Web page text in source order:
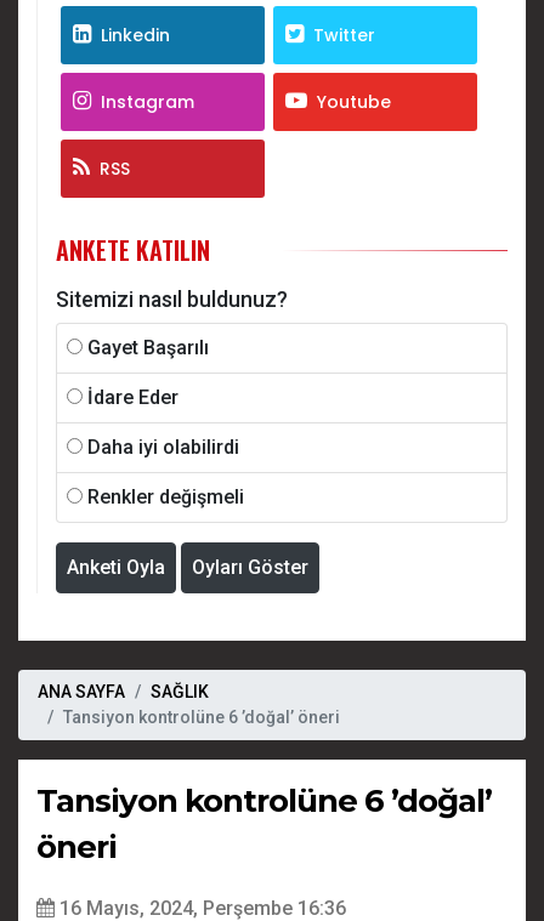
Linkedin Twitter
Instagram Youtube
RSS
ANKETE KATILIN
Sitemizi nasıl buldunuz?
Gayet Başarılı
İdare Eder
Daha iyi olabilirdi
Renkler değişmeli
Anketi Oyla Oyları Göster
ANA SAYFA
SAĞLIK
Tansiyon kontrolüne 6 ’doğal’ öneri
Tansiyon kontrolüne 6 ’doğal’
öneri
16 Mayıs, 2024, Perşembe 16:36